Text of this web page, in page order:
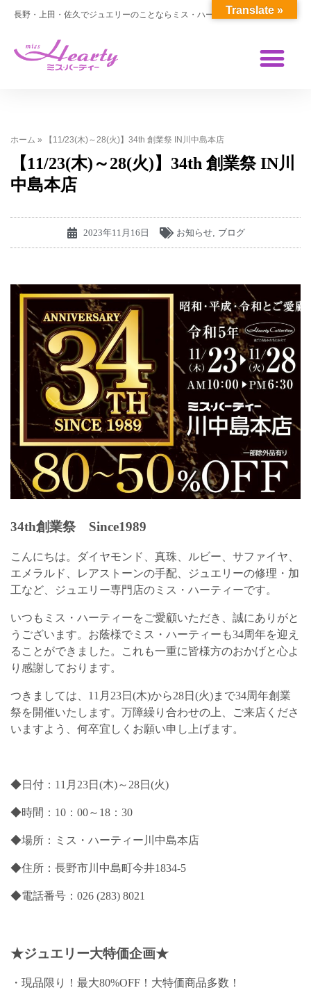
長野・上田・佐久でジュエリーのことならミス・ハーティー
ホーム » 【11/23(木)～28(火)】34th 創業祭 IN川中島本店
【11/23(木)～28(火)】34th 創業祭 IN川
中島本店
2023年11月16日 お知らせ, ブログ
34th創業祭 Since1989
こんにちは。ダイヤモンド、真珠、ルビー、サファイヤ、
エメラルド、レアストーンの手配、ジュエリーの修理・加
工など、ジュエリー専門店のミス・ハーティーです。
いつもミス・ハーティーをご愛顧いただき、誠にありがと
うございます。お蔭様でミス・ハーティーも34周年を迎え
ることができました。これも一重に皆様方のおかげと心よ
り感謝しております。
つきましては、11月23日(木)から28日(火)まで34周年創業
祭を開催いたします。万障繰り合わせの上、ご来店くださ
いますよう、何卒宜しくお願い申し上げます。
◆日付：11月23日(木)～28日(火)
◆時間：10：00～18：30
◆場所：ミス・ハーティー川中島本店
◆住所：長野市川中島町今井1834-5
◆電話番号：026 (283) 8021
★ジュエリー大特価企画★
・現品限り！最大80%OFF！大特価商品多数！
Translate »